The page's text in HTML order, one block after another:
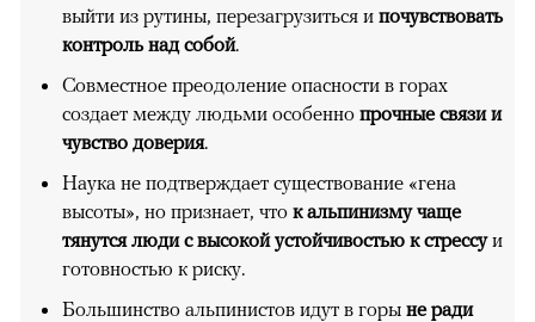
выйти из рутины, перезагрузиться и почувствовать
контроль над собой.
Совместное преодоление опасности в горах
создает между людьми особенно прочные связи и
чувство доверия.
Наука не подтверждает существование «гена
высоты», но признает, что к альпинизму чаще
тянутся люди с высокой устойчивостью к стрессуи
готовностью к риску.
Большинство альпинистов идут в горы не ради